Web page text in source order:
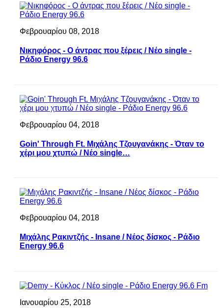
Φεβρουαρίου 08, 2018
Νικηφόρος - Ο άντρας που ξέρεις / Νέο single -
Ράδιο Energy 96.6
Φεβρουαρίου 04, 2018
Goin' Through Ft. Μιχάλης Τζουγανάκης - Όταν το
χέρι μου χτυπώ / Νέο single…
Φεβρουαρίου 04, 2018
Μιχάλης Ρακιντζής - Insane / Νέος δίσκος - Ράδιο
Energy 96.6
Ιανουαρίου 25, 2018